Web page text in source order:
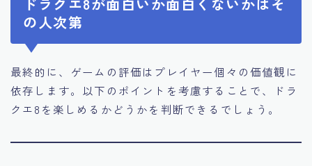
の人次第
最終的に、ゲームの評価はプレイヤー個々の価値観に
依存します。以下のポイントを考慮することで、ドラ
クエ8を楽しめるかどうかを判断できるでしょう。